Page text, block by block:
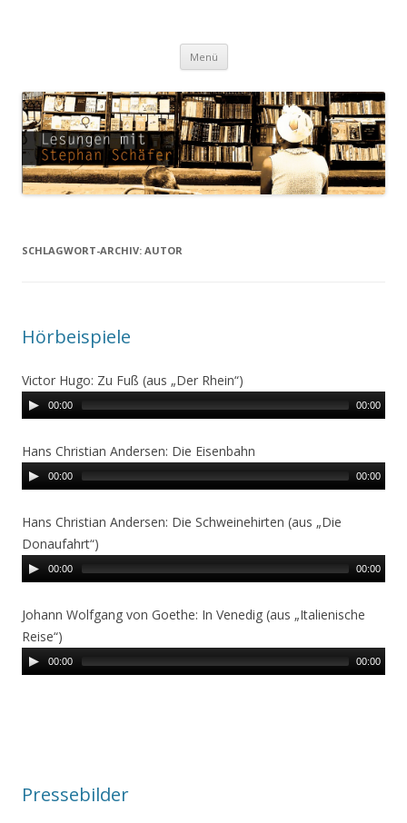
Menü Zum Inhalt springen
SCHLAGWORT-ARCHIV: AUTOR
Hörbeispiele
Victor Hugo: Zu Fuß (aus „Der Rhein“)
00:00 00:00
Hans Christian Andersen: Die Eisenbahn
00:00 00:00
Hans Christian Andersen: Die Schweinehirten (aus „Die
Donaufahrt“)
00:00 00:00
Johann Wolfgang von Goethe: In Venedig (aus „Italienische
Reise“)
00:00 00:00
Pressebilder